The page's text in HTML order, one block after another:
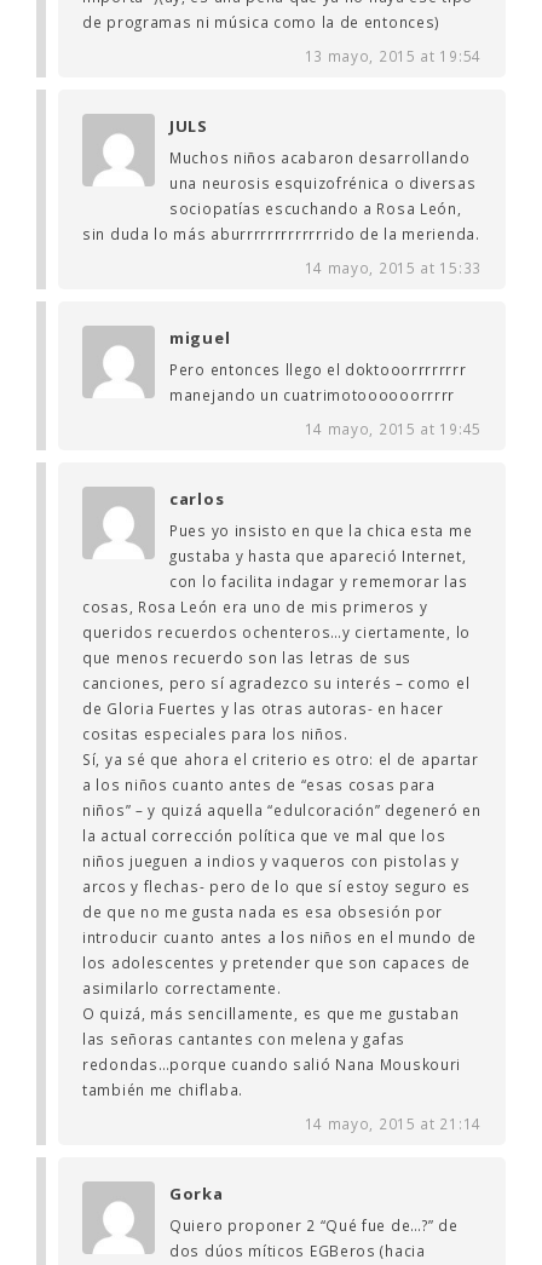
de programas ni música como la de entonces)
13 mayo, 2015 at 19:54
JULS
Muchos niños acabaron desarrollando
una neurosis esquizofrénica o diversas
sociopatías escuchando a Rosa León,
sin duda lo más aburrrrrrrrrrrrrido de la merienda.
14 mayo, 2015 at 15:33
miguel
Pero entonces llego el doktooorrrrrrrr
manejando un cuatrimotoooooorrrrr
14 mayo, 2015 at 19:45
carlos
Pues yo insisto en que la chica esta me
gustaba y hasta que apareció Internet,
con lo facilita indagar y rememorar las
cosas, Rosa León era uno de mis primeros y
queridos recuerdos ochenteros…y ciertamente, lo
que menos recuerdo son las letras de sus
canciones, pero sí agradezco su interés – como el
de Gloria Fuertes y las otras autoras- en hacer
cositas especiales para los niños.
Sí, ya sé que ahora el criterio es otro: el de apartar
a los niños cuanto antes de “esas cosas para
niños” – y quizá aquella “edulcoración” degeneró en
la actual corrección política que ve mal que los
niños jueguen a indios y vaqueros con pistolas y
arcos y flechas- pero de lo que sí estoy seguro es
de que no me gusta nada es esa obsesión por
introducir cuanto antes a los niños en el mundo de
los adolescentes y pretender que son capaces de
asimilarlo correctamente.
O quizá, más sencillamente, es que me gustaban
las señoras cantantes con melena y gafas
redondas…porque cuando salió Nana Mouskouri
también me chiflaba.
14 mayo, 2015 at 21:14
Gorka
Quiero proponer 2 “Qué fue de…?” de
dos dúos míticos EGBeros (hacia